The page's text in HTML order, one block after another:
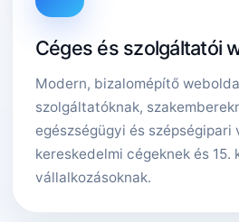
Céges és szolgáltatói
Modern, bizalomépítő
szolgáltatóknak,
egészségügyi és szépségipari
kereskedelmi cégeknek és 15.
vállalkozásoknak.